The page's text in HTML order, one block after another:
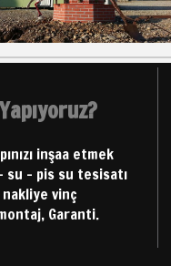
inşaa etmek
su - pis su tesisatı
nakliye vinç
Garanti.